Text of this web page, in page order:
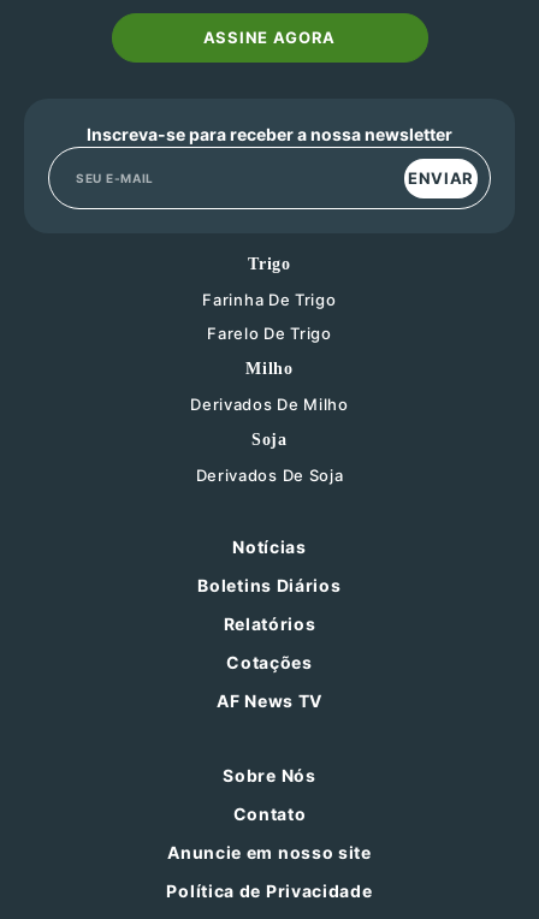
ASSINE AGORA
Inscreva-se para receber a nossa newsletter
ENVIAR
Trigo
Farinha De Trigo
Farelo De Trigo
Milho
Derivados De Milho
Soja
Derivados De Soja
Notícias
Boletins Diários
Relatórios
Cotações
AF News TV
Sobre Nós
Contato
Anuncie em nosso site
Política de Privacidade